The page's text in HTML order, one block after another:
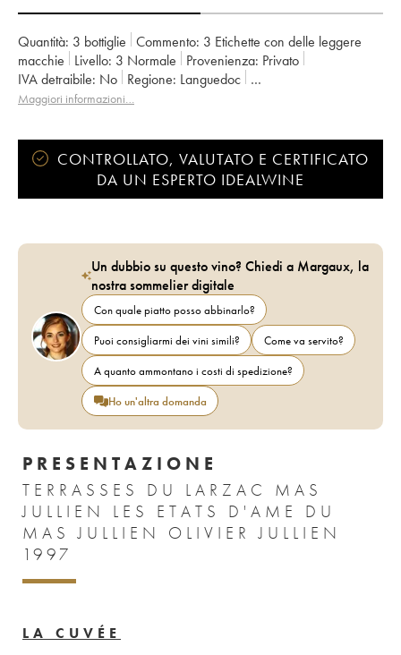
Quantità: 3 bottiglie Commento: 3 Etichette con delle leggere
macchie
Livello: 3 Normale Provenienza:
privato
IVA detraibile:
no Regione: Languedoc
Denominazione: Terrasses du Larzac
Maggiori informazioni…
CONTROLLATO, VALUTATO E CERTIFICATO
DA UN ESPERTO IDEALWINE
Un dubbio su questo vino? Chiedi a Margaux, la
nostra sommelier digitale
Con quale piatto posso abbinarlo?
Puoi consigliarmi dei vini simili?
Come va servito?
A quanto ammontano i costi di spedizione?
Ho un'altra domanda
PRESENTAZIONE
TERRASSES DU LARZAC MAS
JULLIEN LES ETATS D'AME DU
MAS JULLIEN OLIVIER JULLIEN
1997
LA CUVÉE